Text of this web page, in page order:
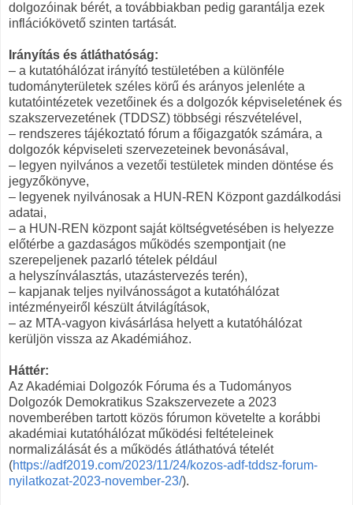
dolgozóinak bérét, a továbbiakban pedig garantálja ezek
inflációkövető szinten tartását.
Irányítás és átláthatóság:
– a kutatóhálózat irányító testületében a különféle
tudományterületek széles körű és arányos jelenléte a
kutatóintézetek vezetőinek és a dolgozók képviseletének és
szakszervezetének (TDDSZ) többségi részvételével,
– rendszeres tájékoztató fórum a főigazgatók számára, a
dolgozók képviseleti szervezeteinek bevonásával,
– legyen nyilvános a vezetői testületek minden döntése és
jegyzőkönyve,
– legyenek nyilvánosak a HUN-REN Központ gazdálkodási
adatai,
– a HUN-REN központ saját költségvetésében is helyezze
előtérbe a gazdaságos működés szempontjait (ne
szerepeljenek pazarló tételek például
a helyszínválasztás, utazástervezés terén),
– kapjanak teljes nyilvánosságot a kutatóhálózat
intézményeiről készült átvilágítások,
– az MTA-vagyon kivásárlása helyett a kutatóhálózat
kerüljön vissza az Akadémiához.
Háttér:
Az Akadémiai Dolgozók Fóruma és a Tudományos
Dolgozók Demokratikus Szakszervezete a 2023
novemberében tartott közös fórumon követelte a korábbi
akadémiai kutatóhálózat működési feltételeinek
normalizálását és a működés átláthatóvá tételét
(https://adf2019.com/2023/11/24/kozos-adf-tddsz-forum-
nyilatkozat-2023-november-23/).